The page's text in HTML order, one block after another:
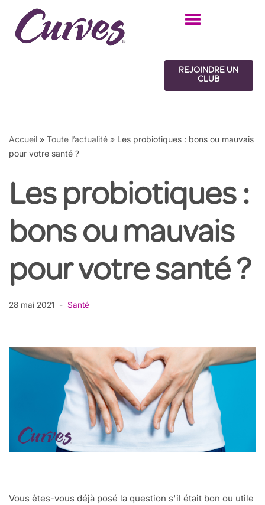
Aller
REJOINDRE UN
CLUB
Accueil » Toute l’actualité » Les probiotiques : bons ou mauvais
pour votre santé ?
Les probiotiques :
bons ou mauvais
pour votre santé ?
28 mai 2021 Santé
Vous êtes-vous déjà posé la question s'il était bon ou utile